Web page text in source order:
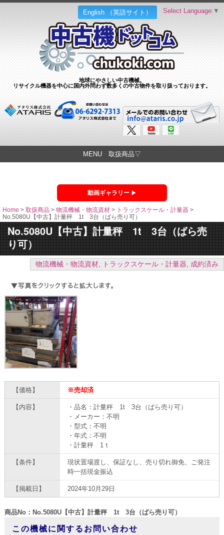
English （英語サイト）
地球にやさしい中古機械。
リサイクル機器を中心に国内外問わず数多くの中古物件を取り扱っております。
Select Language ▼
MENU 取扱商品▽
動画ギャラリー
Home > 取扱商品 > 物流機械・物流資材 > トラックスケール・計量器 >
No.5080U【中古】計量秤 1t 3台（ばら売り可）
No.5080U【中古】計量秤 1t 3台（ばら売
り可）
物流機械・物流資材, トラックスケール・計量器, 成約済み
【価格】 ※売却済
【内容】
・品名：計量秤 1t 3台（ばら売り可）
・メーカー：不明
・型式：不明
・年式：不明
・計量秤 1ｔ
【条件】
現状置場渡し、保証なし、売り切れ御免、ご発注
時一括現金振込
【掲載日】 2024年10月29日
商品No：No.5080U【中古】計量秤 1t 3台（ばら売り可）
この機械に関するお問い合わせ